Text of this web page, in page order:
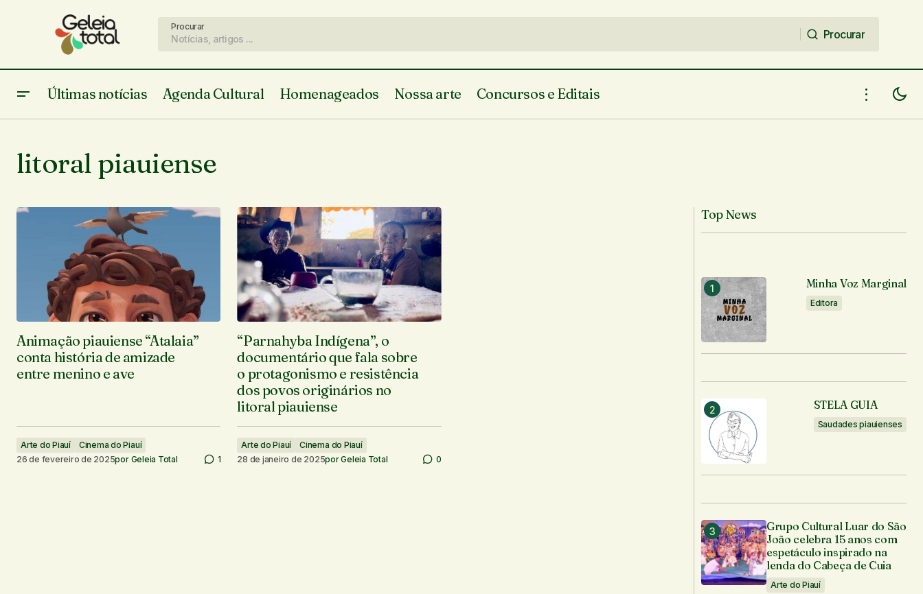
Procurar
Procurar
Últimas notícias Agenda Cultural Homenageados Nossa arte Concursos e Editais
litoral piauiense
Animação piauiense “Atalaia”
conta história de amizade
entre menino e ave
Arte do Piauí
Cinema do Piauí
26 de fevereiro de 2025por Geleia Total 1
“Parnahyba Indígena”, o
documentário que fala sobre
o protagonismo e resistência
dos povos originários no
litoral piauiense
Arte do Piauí
Cinema do Piauí
28 de janeiro de 2025porGeleia Total 0
Top News
Minha Voz Marginal
Editora
STELA GUIA
Saudades piauienses
Grupo Cultural Luar do São
João celebra 15 anos com
espetáculo inspirado na
lenda do Cabeça de Cuia
Arte do Piauí